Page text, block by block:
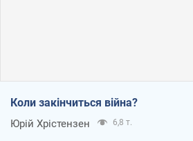
Коли закінчиться війна?
Юрій Хрістензен 6,8 т.